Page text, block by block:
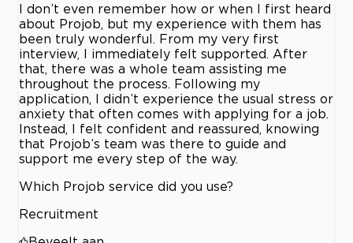
I don’t even remember how or when I first heard
about Projob, but my experience with them has
been truly wonderful. From my very first
interview, I immediately felt supported. After
that, there was a whole team assisting me
throughout the process. Following my
application, I didn’t experience the usual stress or
anxiety that often comes with applying for a job.
Instead, I felt confident and reassured, knowing
that Projob’s team was there to guide and
support me every step of the way.
Which Projob service did you use?
Recruitment